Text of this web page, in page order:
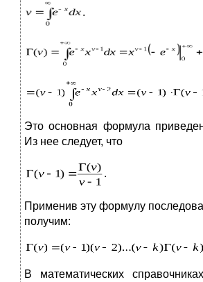
.
Это основная формула
Из нее следует, что
.
Применив эту формулу
получим:
В математических